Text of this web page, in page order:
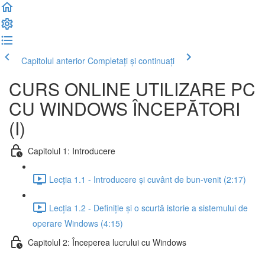
Capitolul anterior Completați și continuați
CURS ONLINE UTILIZARE PC
CU WINDOWS ÎNCEPĂTORI
(I)
Capitolul 1: Introducere
Lecția 1.1 - Introducere și cuvânt de bun-venit (2:17)
Lecția 1.2 - Definiție și o scurtă istorie a sistemului de
operare Windows (4:15)
Capitolul 2: Începerea lucrului cu Windows